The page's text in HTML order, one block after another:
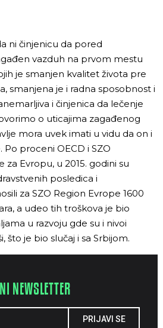
ni činjenicu da pored
vazduh na prvom mestu
je smanjen kvalitet života pre
smanjena je i radna sposobnost i
i činjenica da lečenje
o uticajima zagađenog
mora uvek imati u vidu da on i
Po proceni OECD i SZO
za Evropu, u 2015. godini su
posledica i
za SZO Region Evrope 1600
a udeo tih troškova je bio
u razvoju gde su i nivoi
što je bio slučaj i sa Srbijom.
NEWSLETTER
PRIJAVI SE